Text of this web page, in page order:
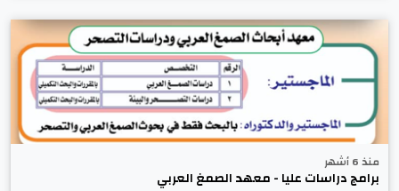
منذ 6 أشهر
برامج دراسات عليا - معهد الصمغ العربي